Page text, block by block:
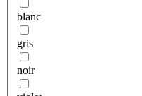
blanc
gris
noir